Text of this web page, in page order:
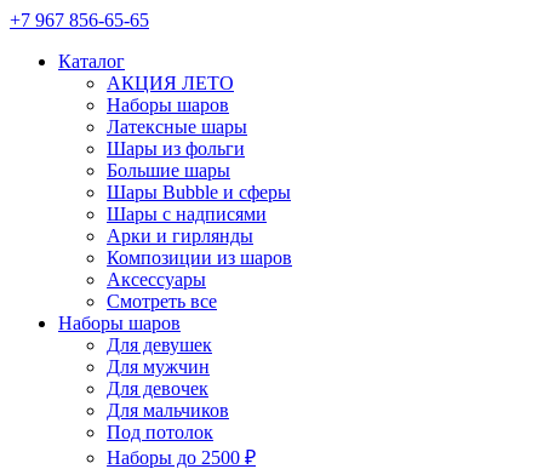
+7 967 856-65-65
Каталог
АКЦИЯ ЛЕТО
Наборы шаров
Латексные шары
Шары из фольги
Большие шары
Шары Bubble и сферы
Шары с надписями
Арки и гирлянды
Композиции из шаров
Аксессуары
Смотреть все
Наборы шаров
Для девушек
Для мужчин
Для девочек
Для мальчиков
Под потолок
Наборы до 2500 ₽